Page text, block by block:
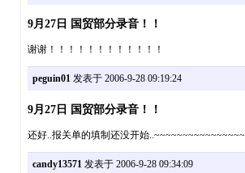
9月27日 国贸部分录音！！
谢谢！！！！！！！！！！！！
peguin01发表于 2006-9-28 09:19:24
9月27日 国贸部分录音！！
还好..报关单的填制还没开始..~~~~~~~~~~~~~~~~
candy13571发表于 2006-9-28 09:34:09